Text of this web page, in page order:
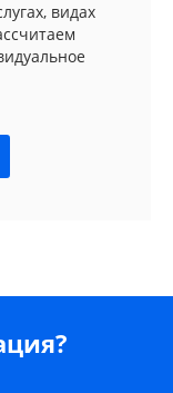
видах